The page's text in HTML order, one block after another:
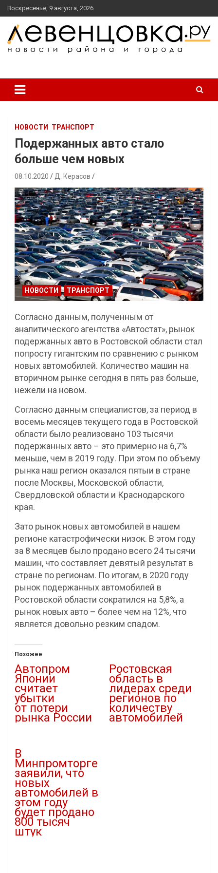
перейти
к
содержанию
Воскресенье, 9 августа, 2026
НОВОСТИ ТРАНСПОРТ
Подержанных авто стало
больше чем новых
08.10.2020 Д. Керасов
НОВОСТИ ТРАНСПОРТ
Согласно данным, полученным от
аналитического агентства «Автостат», рынок
подержанных авто в Ростовской области стал
попросту гигантским по сравнению с рынком
новых автомобилей. Количество машин на
вторичном рынке сегодня в пять раз больше,
нежели на новом.
Согласно данным специалистов, за период в
восемь месяцев текущего года в Ростовской
области было реализовано 103 тысячи
подержанных авто – это примерно на 6,7%
меньше, чем в 2019 году. При этом по объему
рынка наш регион оказался пятыи в стране
после Москвы, Московской области,
Свердловской области и Краснодарского
края.
Зато рынок новых автомобилей в нашем
регионе катастрофически низок. В этом году
за 8 месяцев было продано всего 24 тысячи
машин, что составляет девятый результат в
стране по регионам. По итогам, в 2020 году
рынок подержанных автомобилей в
Ростовской области сократился на 5,8%, а
рынок новых авто – более чем на 12%, что
является довольно резким спадом.
Похожее
Автопром
Японии
считает
убытки
от потери
рынка России
Ростовская
область в
лидерах среди
регионов по
количеству
автомобилей
В
Минпромторге
заявили, что
новых
автомобилей в
этом году
будет продано
800 тысяч
штук